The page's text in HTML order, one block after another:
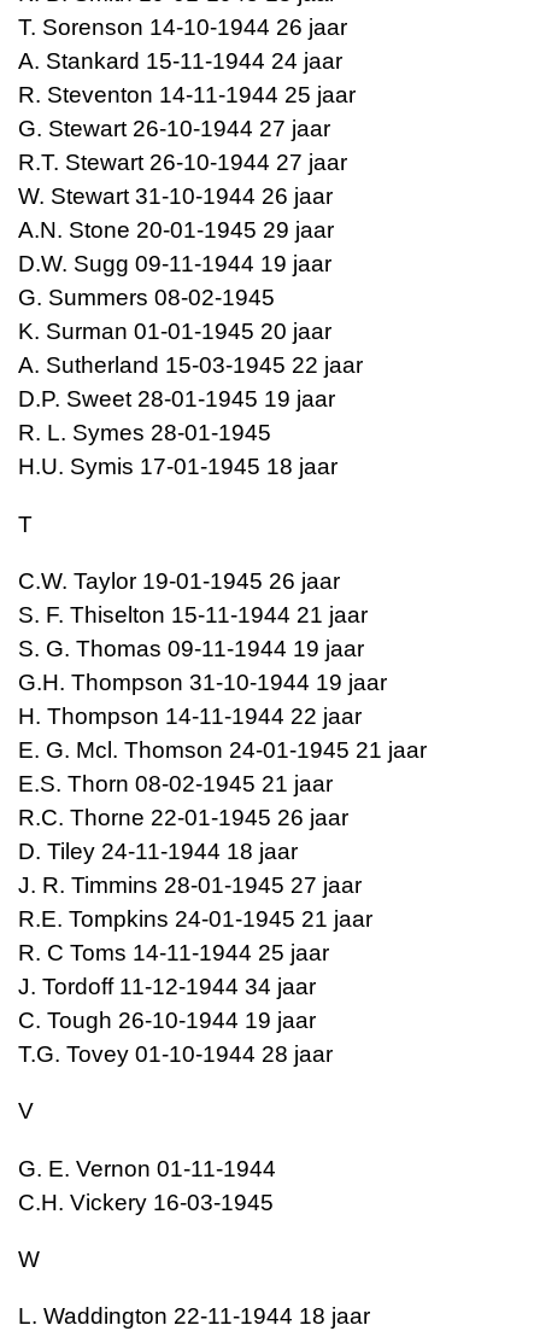
T. Sorenson 14-10-1944 26 jaar
A. Stankard 15-11-1944 24 jaar
R. Steventon 14-11-1944 25 jaar
G. Stewart 26-10-1944 27 jaar
R.T. Stewart 26-10-1944 27 jaar
W. Stewart 31-10-1944 26 jaar
A.N. Stone 20-01-1945 29 jaar
D.W. Sugg 09-11-1944 19 jaar
G. Summers 08-02-1945
K. Surman 01-01-1945 20 jaar
A. Sutherland 15-03-1945 22 jaar
D.P. Sweet 28-01-1945 19 jaar
R. L. Symes 28-01-1945
H.U. Symis 17-01-1945 18 jaar
T
C.W. Taylor 19-01-1945 26 jaar
S. F. Thiselton 15-11-1944 21 jaar
S. G. Thomas 09-11-1944 19 jaar
G.H. Thompson 31-10-1944 19 jaar
H. Thompson 14-11-1944 22 jaar
E. G. Mcl. Thomson 24-01-1945 21 jaar
E.S. Thorn 08-02-1945 21 jaar
R.C. Thorne 22-01-1945 26 jaar
D. Tiley 24-11-1944 18 jaar
J. R. Timmins 28-01-1945 27 jaar
R.E. Tompkins 24-01-1945 21 jaar
R. C Toms 14-11-1944 25 jaar
J. Tordoff 11-12-1944 34 jaar
C. Tough 26-10-1944 19 jaar
T.G. Tovey 01-10-1944 28 jaar
V
G. E. Vernon 01-11-1944
C.H. Vickery 16-03-1945
W
L. Waddington 22-11-1944 18 jaar